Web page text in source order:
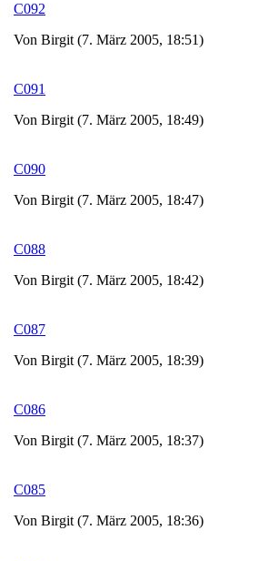
C092
Von Birgit (7. März 2005, 18:51)
C091
Von Birgit (7. März 2005, 18:49)
C090
Von Birgit (7. März 2005, 18:47)
C088
Von Birgit (7. März 2005, 18:42)
C087
Von Birgit (7. März 2005, 18:39)
C086
Von Birgit (7. März 2005, 18:37)
C085
Von Birgit (7. März 2005, 18:36)